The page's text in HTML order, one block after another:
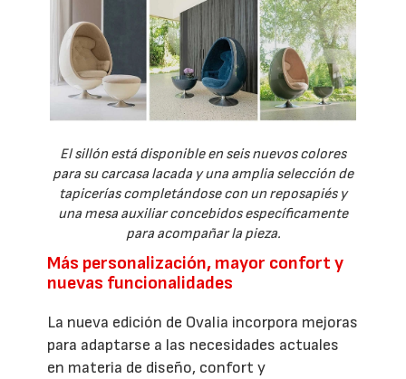
El sillón está disponible en seis nuevos colores
para su carcasa lacada y una amplia selección de
tapicerías completándose con un reposapiés y
una mesa auxiliar concebidos específicamente
para acompañar la pieza.
Más personalización, mayor confort y
nuevas funcionalidades
La nueva edición de Ovalia incorpora mejoras
para adaptarse a las necesidades actuales
en materia de diseño, confort y